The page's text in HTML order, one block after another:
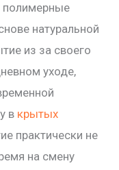
полимерные
натуральной
из за своего
уходе,
в крытых
практически не
на смену